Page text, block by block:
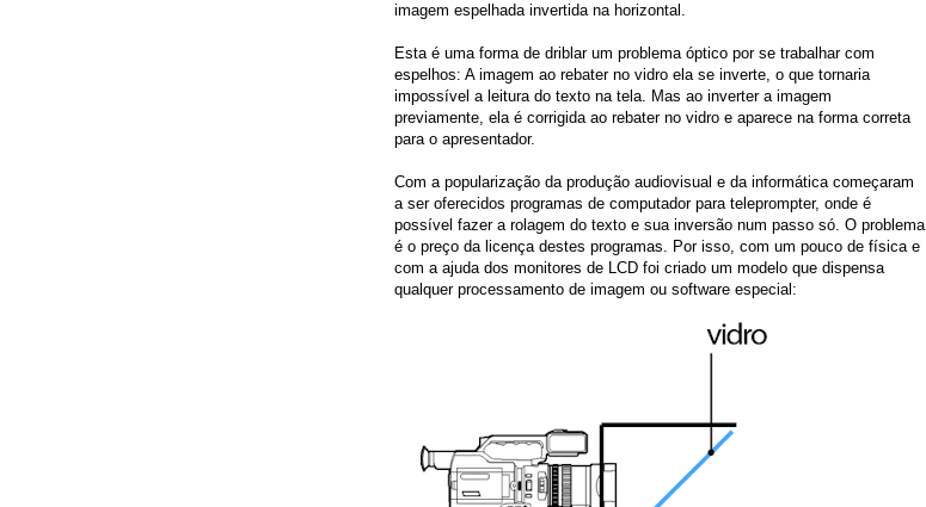
imagem espelhada invertida na horizontal.
Esta é uma forma de driblar um problema óptico por se trabalhar com
espelhos: A imagem ao rebater no vidro ela se inverte, o que tornaria
impossível a leitura do texto na tela. Mas ao inverter a imagem
previamente, ela é corrigida ao rebater no vidro e aparece na forma correta
para o apresentador.
Com a popularização da produção audiovisual e da informática começaram
a ser oferecidos programas de computador para teleprompter, onde é
possível fazer a rolagem do texto e sua inversão num passo só. O problema
é o preço da licença destes programas. Por isso, com um pouco de física e
com a ajuda dos monitores de LCD foi criado um modelo que dispensa
qualquer processamento de imagem ou software especial: